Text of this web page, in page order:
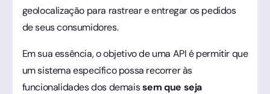
geolocalização para rastrear e entregar os pedidos
de seus consumidores.
Em sua essência, o objetivo de uma API é permitir que
um sistema específico possa recorrer às
funcionalidades dos demaissem que seja